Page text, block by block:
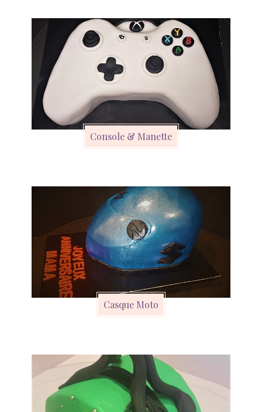
Console & Manette
Casque Moto